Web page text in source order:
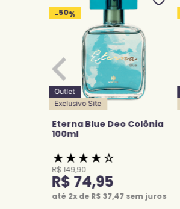
-50%
Outlet
Exclusivo Site
Eterna Blue Deo Colônia
100ml
★★★★☆
R$149,90
R$ 74,95
até 2x de R$ 37,47sem juros